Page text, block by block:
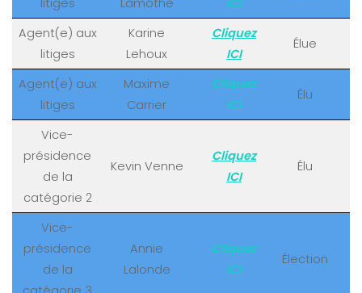
Agent(e) aux
litiges
Karine
Lehoux
Cliquez
ICI
Élue
Agent(e) aux
litiges
Maxime
Carrier
Cliquez
ICI
Élu
Vice-
présidence
de la
catégorie 2
Kevin Venne
Cliquez
ICI
Élu
Vice-
présidence
de la
Annie
Lalonde
Cliquez
ICI
Élection